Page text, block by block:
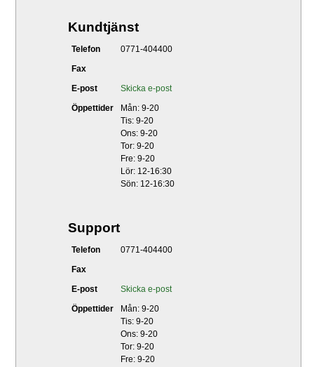
Kundtjänst
Telefon
0771-404400
Fax
E-post
Skicka e-post
Öppettider
Mån: 9-20
Tis: 9-20
Ons: 9-20
Tor: 9-20
Fre: 9-20
Lör: 12-16:30
Sön: 12-16:30
Support
Telefon
0771-404400
Fax
E-post
Skicka e-post
Öppettider
Mån: 9-20
Tis: 9-20
Ons: 9-20
Tor: 9-20
Fre: 9-20